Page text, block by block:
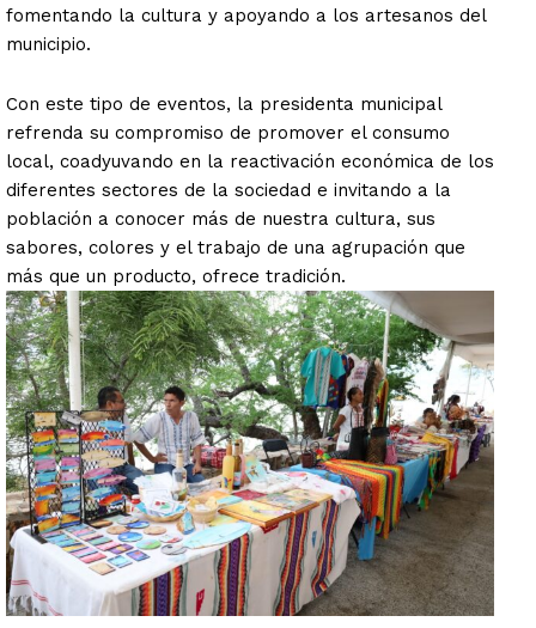
fomentando la cultura y apoyando a los artesanos del
municipio.
Con este tipo de eventos, la presidenta municipal
refrenda su compromiso de promover el consumo
local, coadyuvando en la reactivación económica de los
diferentes sectores de la sociedad e invitando a la
población a conocer más de nuestra cultura, sus
sabores, colores y el trabajo de una agrupación que
más que un producto, ofrece tradición.